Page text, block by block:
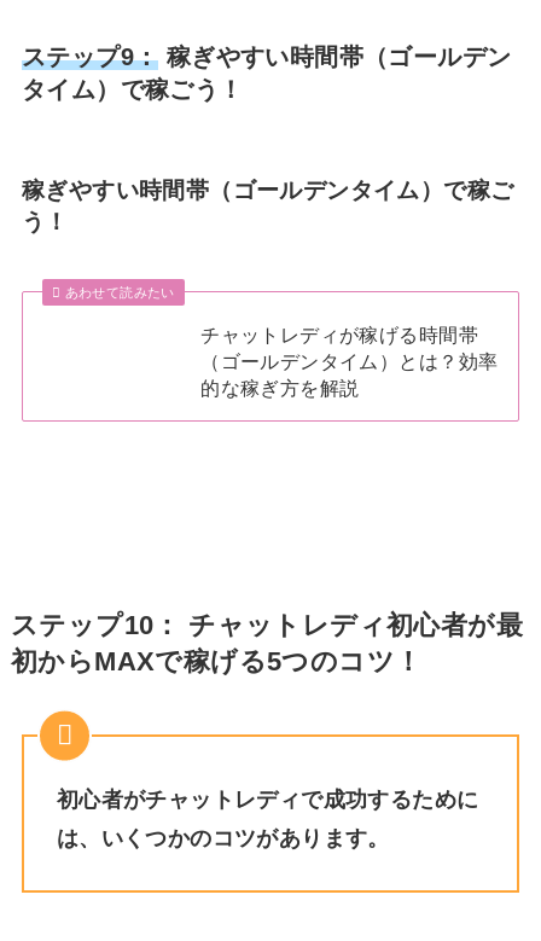
ステップ9： 稼ぎやすい時間帯（ゴールデン
タイム）で稼ごう！
稼ぎやすい時間帯（ゴールデンタイム）で稼ご
う！
あわせて読みたい
チャットレディが稼げる時間帯
（ゴールデンタイム）とは？効率
的な稼ぎ方を解説
ステップ10： チャットレディ初心者が最
初からMAXで稼げる5つのコツ！
初心者がチャットレディで成功するために
は、いくつかのコツがあります。